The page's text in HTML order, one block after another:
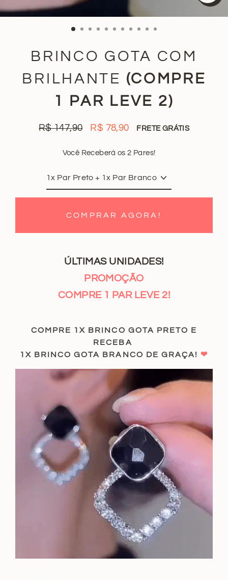
BRINCO GOTA COM
BRILHANTE (COMPRE
1 PAR LEVE 2)
Preço
R$ 147,90
Preço
R$ 78,90 FRETE GRÁTIS
Você Receberá os 2 Pares!
COMPRAR AGORA!
ÚLTIMAS UNIDADES!
PROMOÇÃO
COMPRE 1 PAR LEVE 2!
COMPRE 1X BRINCO GOTA PRETO E
RECEBA
1X BRINCO GOTA BRANCO DE GRAÇA! ❤